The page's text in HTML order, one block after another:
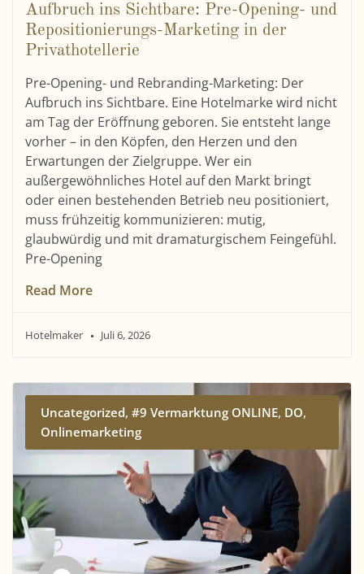
Aufbruch ins Sichtbare: Pre-Opening- und
Repositionierungs-Marketing in der
Privathotellerie
Pre-Opening- und Rebranding-Marketing: Der
Aufbruch ins Sichtbare. Eine Hotelmarke wird nicht
am Tag der Eröffnung geboren. Sie entsteht lange
vorher – in den Köpfen, den Herzen und den
Erwartungen der Zielgruppe. Wer ein
außergewöhnliches Hotel auf den Markt bringt
oder einen bestehenden Betrieb neu positioniert,
muss frühzeitig kommunizieren: mutig,
glaubwürdig und mit dramaturgischem Feingefühl.
Pre-Opening
Read More
Hotelmaker Juli 6, 2026
Uncategorized,#9 Vermarktung ONLINE, DO,
Onlinemarketing